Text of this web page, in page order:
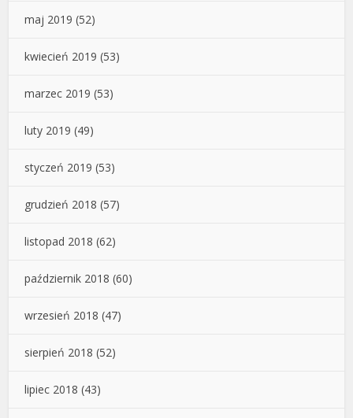
maj 2019 (52)
kwiecień 2019 (53)
marzec 2019 (53)
luty 2019 (49)
styczeń 2019 (53)
grudzień 2018 (57)
listopad 2018 (62)
październik 2018 (60)
wrzesień 2018 (47)
sierpień 2018 (52)
lipiec 2018 (43)